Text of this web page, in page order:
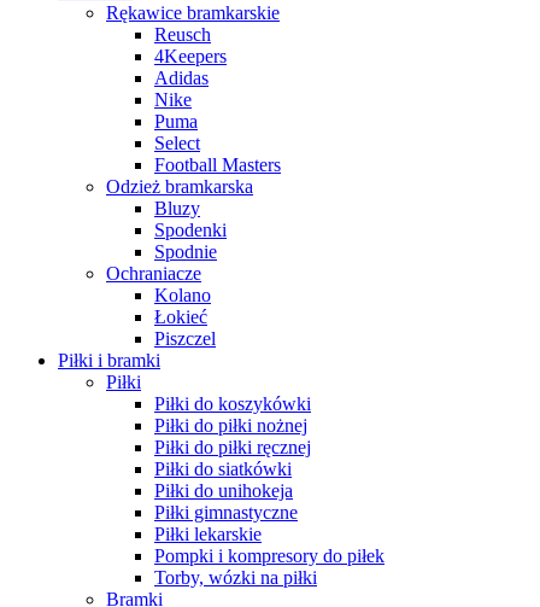
Rękawice bramkarskie
Reusch
4Keepers
Adidas
Nike
Puma
Select
Football Masters
Odzież bramkarska
Bluzy
Spodenki
Spodnie
Ochraniacze
Kolano
Łokieć
Piszczel
Piłki i bramki
Piłki
Piłki do koszykówki
Piłki do piłki nożnej
Piłki do piłki ręcznej
Piłki do siatkówki
Piłki do unihokeja
Piłki gimnastyczne
Piłki lekarskie
Pompki i kompresory do piłek
Torby, wózki na piłki
Bramki